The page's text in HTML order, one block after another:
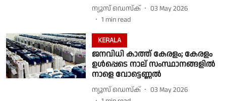
ന്യൂസ് ഡെസ്ക്
03 May 2026
1 min read
KERALA
ജനവിധി കാത്ത് കേരളം; കേരളം
ഉൾപ്പെടെ നാല് സംസ്ഥാനങ്ങളിൽ
നാളെ വോട്ടെണ്ണൽ
ന്യൂസ് ഡെസ്ക്
03 May 2026